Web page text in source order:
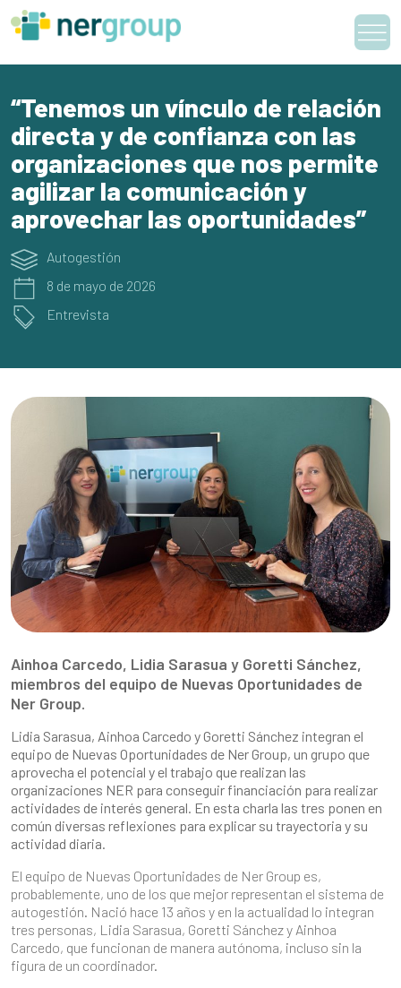
Skip
to
“Tenemos un vínculo de relación
directa y de confianza con las
organizaciones que nos permite
agilizar la comunicación y
aprovechar las oportunidades”
Autogestión
8 de mayo de 2026
Entrevista
Ainhoa Carcedo, Lidia Sarasua y Goretti Sánchez,
miembros del equipo de Nuevas Oportunidades de
Ner Group.
Lidia Sarasua, Ainhoa Carcedo y Goretti Sánchez integran el
equipo de Nuevas Oportunidades de Ner Group, un grupo que
aprovecha el potencial y el trabajo que realizan las
organizaciones NER para conseguir financiación para realizar
actividades de interés general. En esta charla las tres ponen en
común diversas reflexiones para explicar su trayectoria y su
actividad diaria.
El equipo de Nuevas Oportunidades de Ner Group es,
probablemente, uno de los que mejor representan el sistema de
autogestión. Nació hace 13 años y en la actualidad lo integran
tres personas, Lidia Sarasua, Goretti Sánchez y Ainhoa
Carcedo, que funcionan de manera autónoma, incluso sin la
figura de un coordinador.